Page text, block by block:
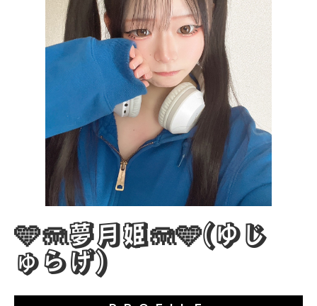
🩵🪼夢月姫🪼🩵(ゆじ
ゅらげ)